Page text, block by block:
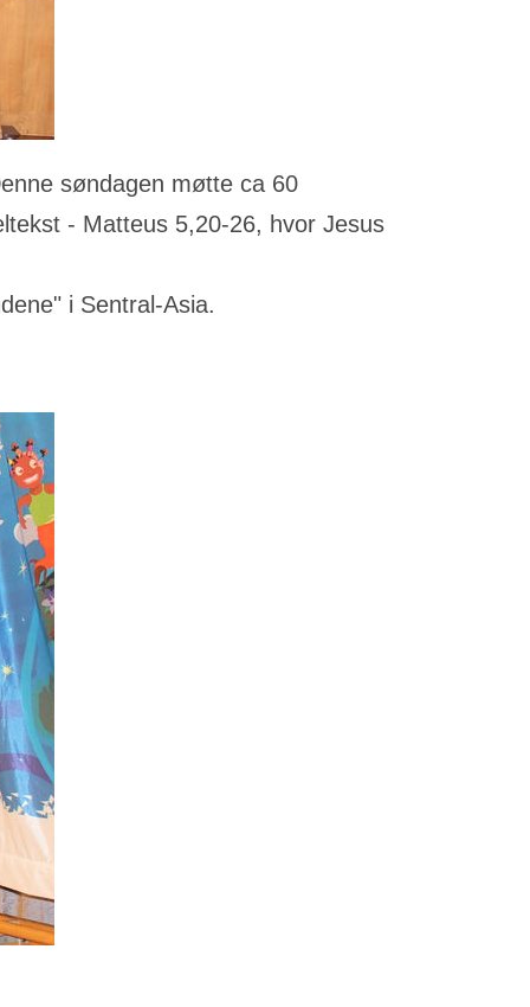
søndagen møtte ca 60
- Matteus 5,20-26, hvor Jesus
i Sentral-Asia.